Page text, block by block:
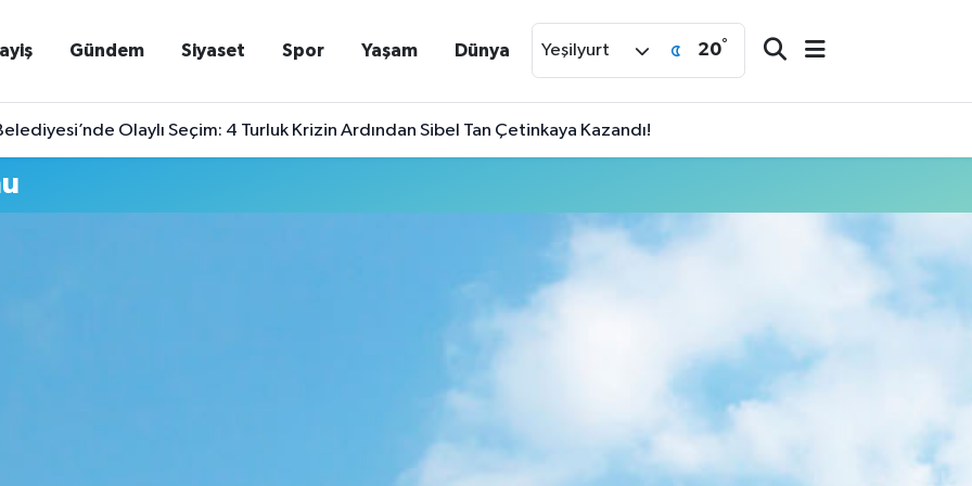
Gündem Siyaset Spor Yaşam Dünya Yeşilyurt 20°
Olaylı Seçim: 4 Turluk Krizin Ardından Sibel Tan Çetinkaya Kazandı!